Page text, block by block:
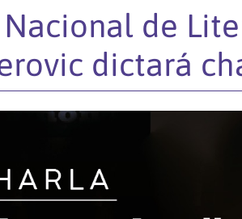
de
dictará